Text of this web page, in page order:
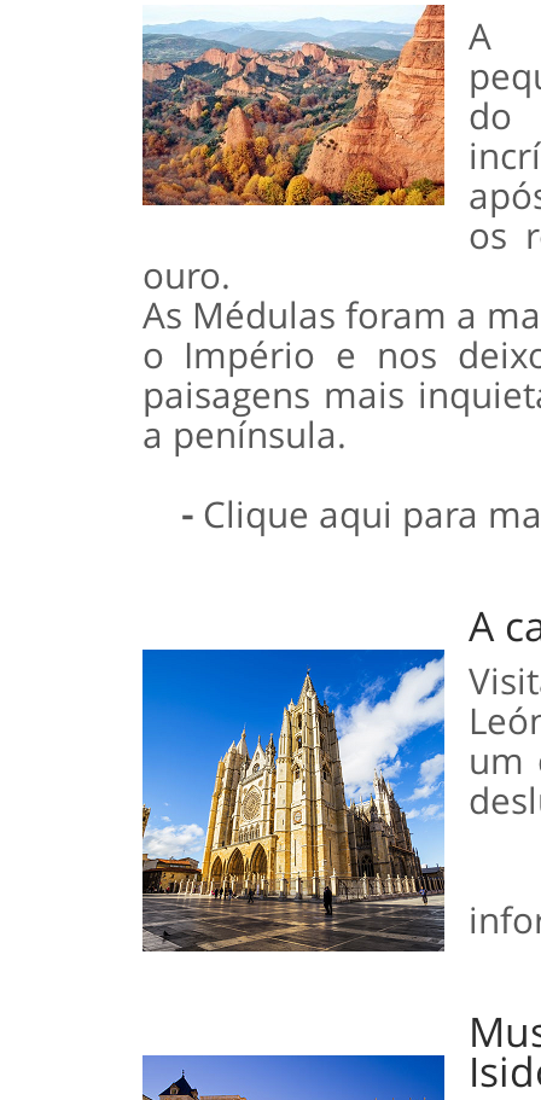
A
do
os
ouro.
As Médulas foram a
o Império e nos
paisagens mais
a península.
- Clique aqui para
A
um